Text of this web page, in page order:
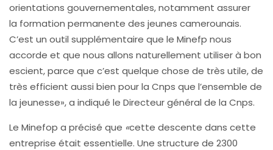
orientations gouvernementales, notamment assurer
la formation permanente des jeunes camerounais.
C’est un outil supplémentaire que le Minefp nous
accorde et que nous allons naturellement utiliser à bon
escient, parce que c’est quelque chose de très utile, de
très efficient aussi bien pour la Cnps que l’ensemble de
la jeunesse», a indiqué le Directeur général de la Cnps.
Le Minefop a précisé que «cette descente dans cette
entreprise était essentielle. Une structure de 2300